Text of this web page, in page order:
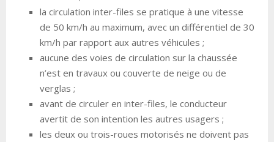
la circulation inter-files se pratique à une vitesse
de 50 km/h au maximum, avec un différentiel de 30
km/h par rapport aux autres véhicules ;
aucune des voies de circulation sur la chaussée
n’est en travaux ou couverte de neige ou de
verglas ;
avant de circuler en inter-files, le conducteur
avertit de son intention les autres usagers ;
les deux ou trois-roues motorisés ne doivent pas